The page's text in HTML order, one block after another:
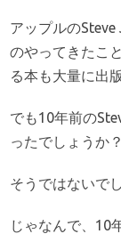
アップルの
のやってきたこ
る本も大量に出
でも10年前の
ったでしょうか？
そうではないで
じゃなんで、10